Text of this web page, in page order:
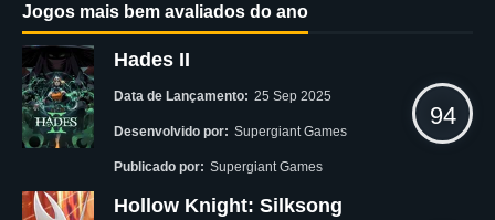
Jogos mais bem avaliados do ano
Hades II
Data de Lançamento: 25 Sep 2025
Desenvolvido por: Supergiant Games
Publicado por: Supergiant Games
94
Hollow Knight: Silksong